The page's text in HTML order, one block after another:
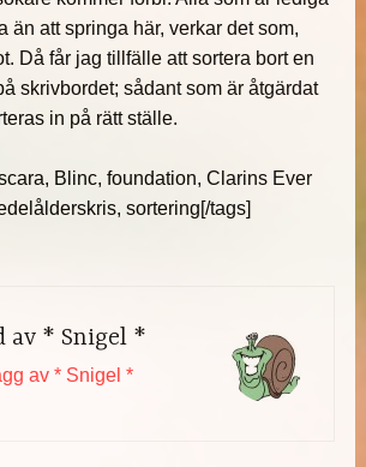
än att springa här, verkar det som,
Då får jag tillfälle att sortera bort en
skrivbordet; sådant som är åtgärdat
in på rätt ställe.
Blinc, foundation, Clarins Ever
sortering[/tags]
av * Snigel *
av * Snigel *